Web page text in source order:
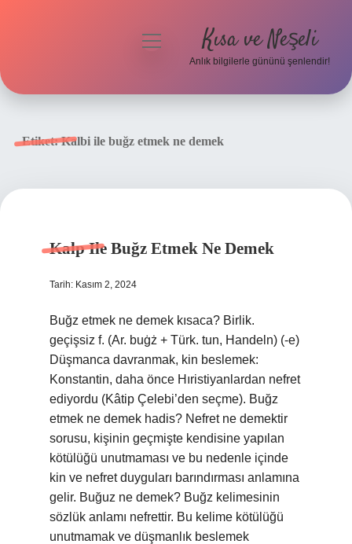
menüyü
Kısa ve Neşeli
Anlık bilgilerle gününü şenlendir!
Etiket:Kalbi ile buğz etmek ne demek
Kalp Ile Buğz Etmek Ne Demek
Tarih: Kasım 2, 2024
Buğz etmek ne demek kısaca? Birlik.
geçişsiz f. (Ar. buġż + Türk. tun, Handeln) (-e)
Düşmanca davranmak, kin beslemek:
Konstantin, daha önce Hıristiyanlardan nefret
ediyordu (Kâtip Çelebi’den seçme). Buğz
etmek ne demek hadis? Nefret ne demektir
sorusu, kişinin geçmişte kendisine yapılan
kötülüğü unutmaması ve bu nedenle içinde
kin ve nefret duyguları barındırması anlamına
gelir. Buğuz ne demek? Buğz kelimesinin
sözlük anlamı nefrettir. Bu kelime kötülüğü
unutmamak ve düşmanlık beslemek